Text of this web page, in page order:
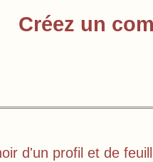
Créez un
d'un profil et de